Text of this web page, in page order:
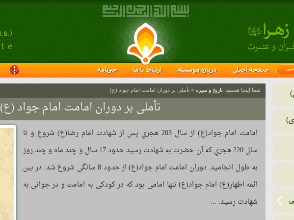
صفحه اصلی درباره موسسه ارتباط با ما خبرنامه
شما اینجا هستید: تاریخ و سیره > تأملی بر دوران امامت امام جواد (ع)
تأملی بر دوران امامت امام جواد (ع)
امامت امام جواد(ع) از سال 203 هجري پس از شهادت امام رضا(ع) شروع و تا
سال 220 هجري که آن حضرت به شهادت رسید حدود 17 سال و چند ماه و چند روز
به طول انجامید. دوران امامت امام جواد(ع) از حدود 8 سالگی شروع شد. در بین
ائمه اطهار(ع) امام جواد(ع) تنها امامی بود که در کودکی به امامت و در جوانی به
شهادت رسید. ...